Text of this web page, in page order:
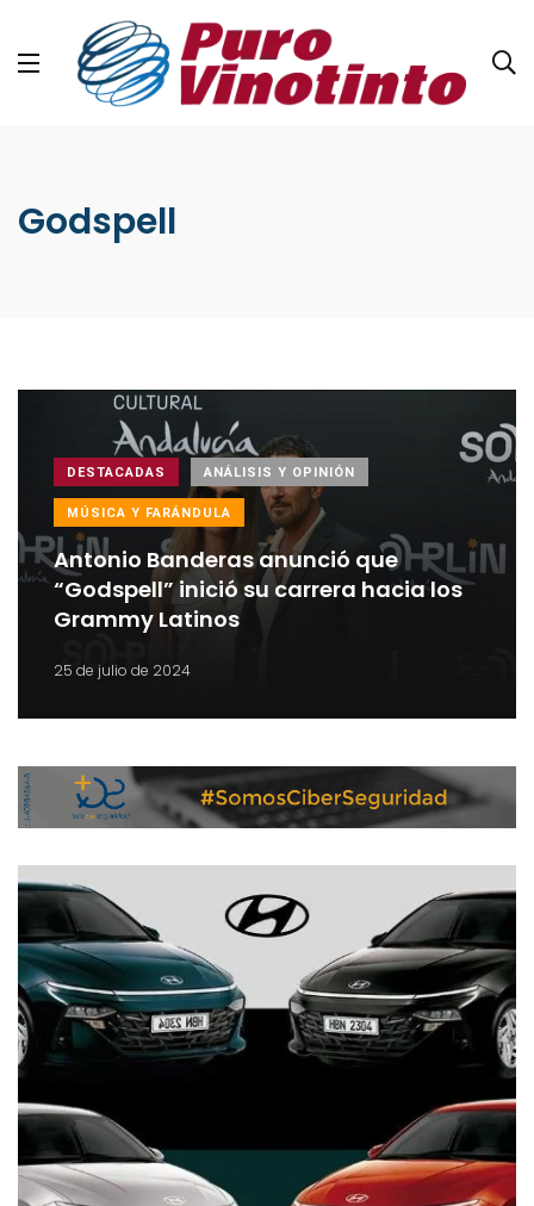
Godspell
DESTACADAS ANÁLISIS Y OPINIÓN
MÚSICA Y FARÁNDULA
Antonio Banderas anunció que
“Godspell” inició su carrera hacia los
Grammy Latinos
25 de julio de 2024